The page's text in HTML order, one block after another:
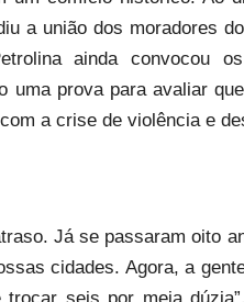
a união dos moradores
ainda convocou
uma prova para avaliar
a crise de violência e
Já se passaram oito
cidades. Agora, a
seis por meia